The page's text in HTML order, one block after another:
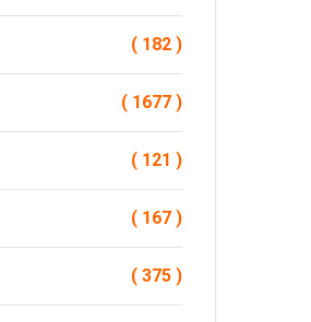
( 182 )
( 1677 )
( 121 )
( 167 )
( 375 )